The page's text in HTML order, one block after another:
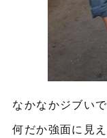
なかなかジブい
何だか強面に見